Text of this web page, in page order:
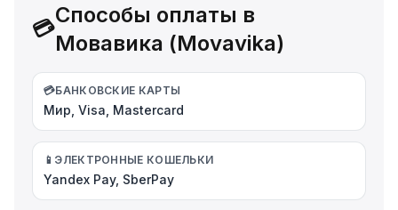
💳
Способы оплаты в
Мовавика (Movavika)
💳БАНКОВСКИЕ КАРТЫ
Мир, Visa, Mastercard
📱 ЭЛЕКТРОННЫЕ КОШЕЛЬКИ
Yandex Pay, SberPay